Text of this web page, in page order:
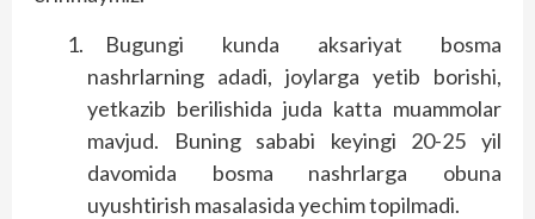
Bugungi kunda aksariyat bosma
nashrlarning adadi, joylarga yetib borishi,
yetkazib berilishida juda katta muammolar
mavjud. Buning sababi keyingi 20-25 yil
davomida bosma nashrlarga obuna
uyushtirish masalasida yechim topilmadi.